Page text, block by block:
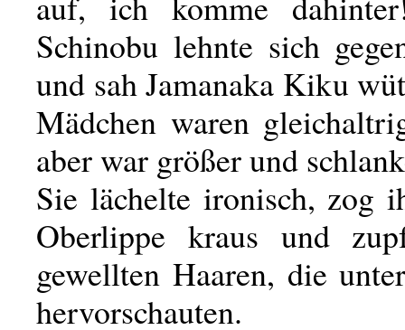
Schinobu lehnte sich
und sah Jamanaka Kiku
Mädchen waren
aber war größer und
Sie lächelte ironisch, zog
Oberlippe kraus und
gewellten Haaren, die
hervorschauten.